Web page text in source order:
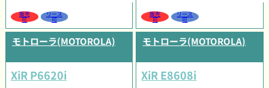
販売
可
リース
可
販売
可
リース
可
モトローラ(MOTOROLA)
XiR P6620i
モトローラ(MOTOROLA)
XiR E8608i